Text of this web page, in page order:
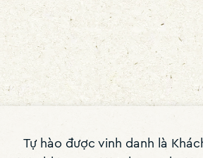
Tự hào được vinh danh là